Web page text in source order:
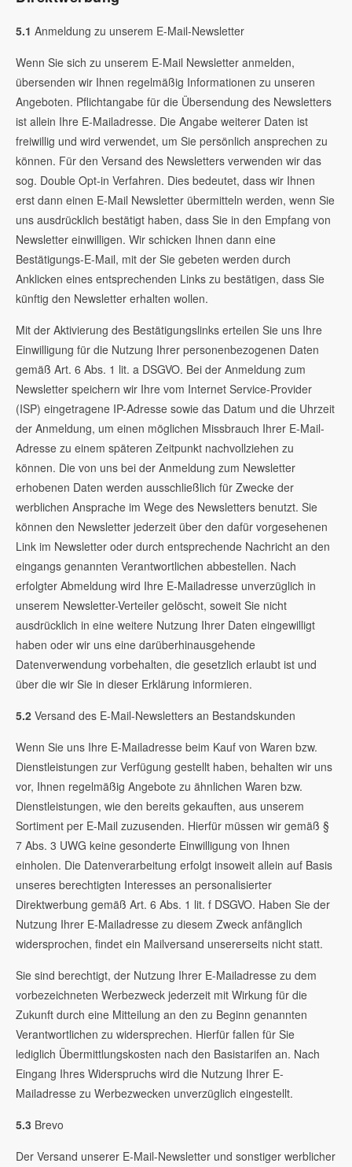
5.1 Anmeldung zu unserem E-Mail-Newsletter
Wenn Sie sich zu unserem E-Mail Newsletter anmelden,
übersenden wir Ihnen regelmäßig Informationen zu unseren
Angeboten. Pflichtangabe für die Übersendung des Newsletters
ist allein Ihre E-Mailadresse. Die Angabe weiterer Daten ist
freiwillig und wird verwendet, um Sie persönlich ansprechen zu
können. Für den Versand des Newsletters verwenden wir das
sog. Double Opt-in Verfahren. Dies bedeutet, dass wir Ihnen
erst dann einen E-Mail Newsletter übermitteln werden, wenn Sie
uns ausdrücklich bestätigt haben, dass Sie in den Empfang von
Newsletter einwilligen. Wir schicken Ihnen dann eine
Bestätigungs-E-Mail, mit der Sie gebeten werden durch
Anklicken eines entsprechenden Links zu bestätigen, dass Sie
künftig den Newsletter erhalten wollen.
Mit der Aktivierung des Bestätigungslinks erteilen Sie uns Ihre
Einwilligung für die Nutzung Ihrer personenbezogenen Daten
gemäß Art. 6 Abs. 1 lit. a DSGVO. Bei der Anmeldung zum
Newsletter speichern wir Ihre vom Internet Service-Provider
(ISP) eingetragene IP-Adresse sowie das Datum und die Uhrzeit
der Anmeldung, um einen möglichen Missbrauch Ihrer E-Mail-
Adresse zu einem späteren Zeitpunkt nachvollziehen zu
können. Die von uns bei der Anmeldung zum Newsletter
erhobenen Daten werden ausschließlich für Zwecke der
werblichen Ansprache im Wege des Newsletters benutzt. Sie
können den Newsletter jederzeit über den dafür vorgesehenen
Link im Newsletter oder durch entsprechende Nachricht an den
eingangs genannten Verantwortlichen abbestellen. Nach
erfolgter Abmeldung wird Ihre E-Mailadresse unverzüglich in
unserem Newsletter-Verteiler gelöscht, soweit Sie nicht
ausdrücklich in eine weitere Nutzung Ihrer Daten eingewilligt
haben oder wir uns eine darüberhinausgehende
Datenverwendung vorbehalten, die gesetzlich erlaubt ist und
über die wir Sie in dieser Erklärung informieren.
5.2 Versand des E-Mail-Newsletters an Bestandskunden
Wenn Sie uns Ihre E-Mailadresse beim Kauf von Waren bzw.
Dienstleistungen zur Verfügung gestellt haben, behalten wir uns
vor, Ihnen regelmäßig Angebote zu ähnlichen Waren bzw.
Dienstleistungen, wie den bereits gekauften, aus unserem
Sortiment per E-Mail zuzusenden. Hierfür müssen wir gemäß §
7 Abs. 3 UWG keine gesonderte Einwilligung von Ihnen
einholen. Die Datenverarbeitung erfolgt insoweit allein auf Basis
unseres berechtigten Interesses an personalisierter
Direktwerbung gemäß Art. 6 Abs. 1 lit. f DSGVO. Haben Sie der
Nutzung Ihrer E-Mailadresse zu diesem Zweck anfänglich
widersprochen, findet ein Mailversand unsererseits nicht statt.
Sie sind berechtigt, der Nutzung Ihrer E-Mailadresse zu dem
vorbezeichneten Werbezweck jederzeit mit Wirkung für die
Zukunft durch eine Mitteilung an den zu Beginn genannten
Verantwortlichen zu widersprechen. Hierfür fallen für Sie
lediglich Übermittlungskosten nach den Basistarifen an. Nach
Eingang Ihres Widerspruchs wird die Nutzung Ihrer E-
Mailadresse zu Werbezwecken unverzüglich eingestellt.
5.3 Brevo
Der Versand unserer E-Mail-Newsletter und sonstiger werblicher